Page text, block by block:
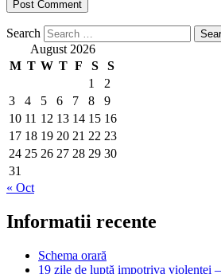
Search
August 2026
M T W T F S
S
1
2
3
4 5 6 7 8
9
10 11 12 13 14 15 16
17 18 19 20 21 22 23
24 25 26 27 28 29 30
31
« Oct
Informatii recente
Schema orară
19 zile de luptă impotriva violentei